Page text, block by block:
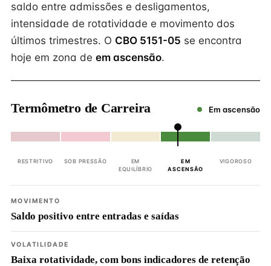
saldo entre admissões e desligamentos,
intensidade de rotatividade e movimento dos
últimos trimestres. O CBO 5151-05 se encontra
hoje em zona de em ascensão.
Termômetro de Carreira Em ascensão
RESTRITIVO SOB PRESSÃO
EM
EQUILÍBRIO
EM
ASCENSÃO
VIGOROSO
MOVIMENTO
Saldo positivo entre entradas e saídas
VOLATILIDADE
Baixa rotatividade, com bons indicadores de retenção